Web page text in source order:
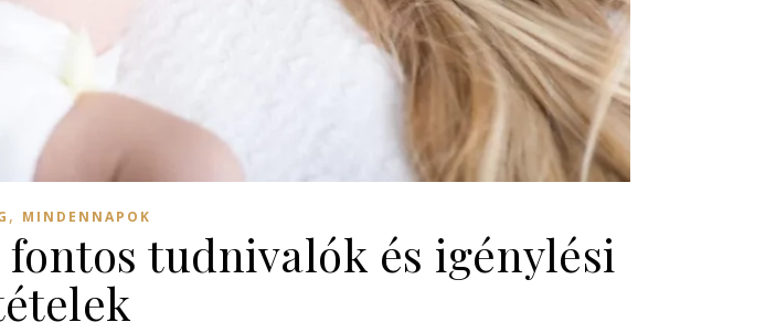
, MINDENNAPOK
tudnivalók és igénylési